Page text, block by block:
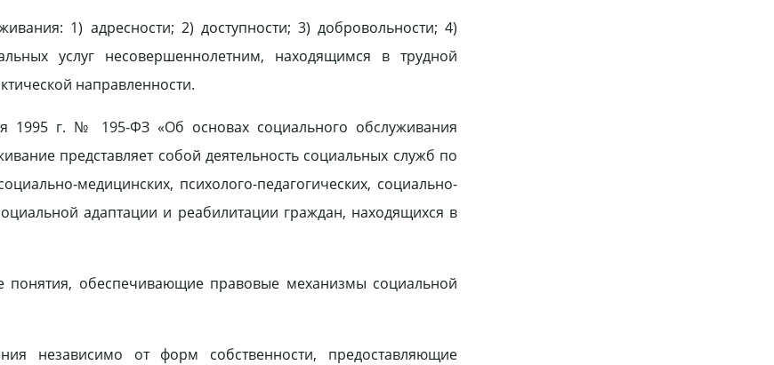
1) адресности; 2) доступности; 3) добровольности; 4)
услуг несовершеннолетним, находящимся в трудной
направленности.
1995 г. № 195-ФЗ «Об основах социального обслуживания
представляет собой деятельность социальных служб по
медицинских, психолого-педагогических, социально-
адаптации и реабилитации граждан, находящихся в
обеспечивающие правовые механизмы социальной
независимо от форм собственности, предоставляющие